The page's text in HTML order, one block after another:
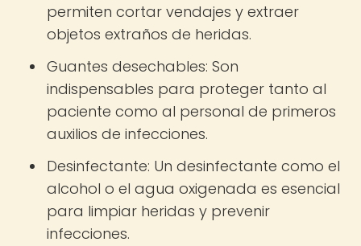
permiten cortar vendajes y extraer
objetos extraños de heridas.
Guantes desechables: Son
indispensables para proteger tanto al
paciente como al personal de primeros
auxilios de infecciones.
Desinfectante: Un desinfectante como el
alcohol o el agua oxigenada es esencial
para limpiar heridas y prevenir
infecciones.